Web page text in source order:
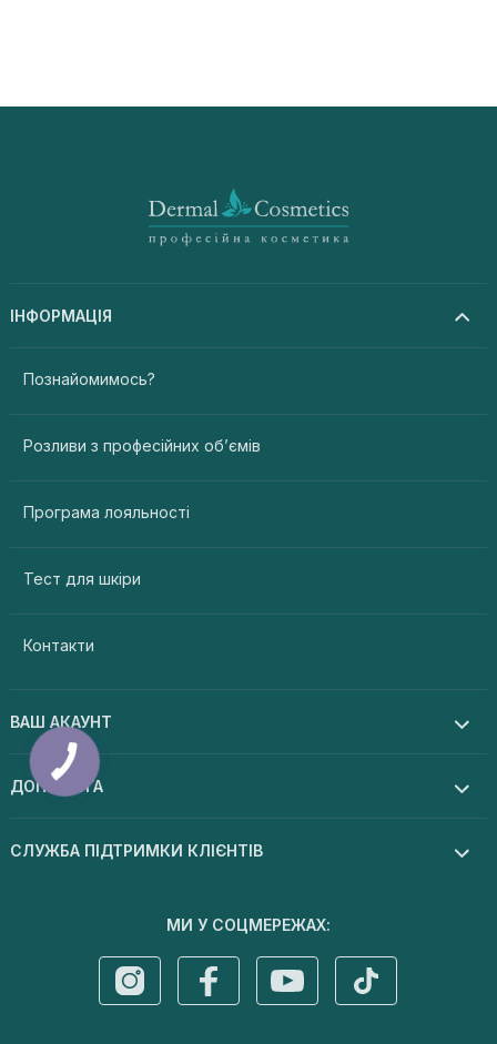
ІНФОРМАЦІЯ
Познайомимось?
Розливи з професійних об’ємів
Програма лояльності
Тест для шкіри
Контакти
ВАШ АКАУНТ
ДОПОМОГА
СЛУЖБА ПІДТРИМКИ КЛІЄНТІВ
МИ У СОЦМЕРЕЖАХ: